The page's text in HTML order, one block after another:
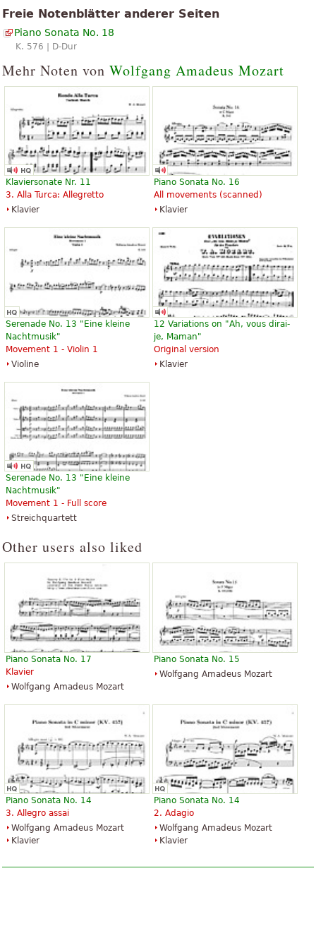
„ausgezeichnet“
„Wunder “
Freie Notenblätter anderer Seiten
Piano Sonata No. 18
K. 576 | D-Dur
Mehr Noten von Wolfgang Amadeus Mozart
Klaviersonate Nr. 11
3. Alla Turca: Allegretto
Klavier
Piano Sonata No. 16
All movements (scanned)
Klavier
Serenade No. 13 "Eine kleine
Nachtmusik"
Movement 1 - Violin 1
Violine
12 Variations on "Ah, vous dirai-
je, Maman"
Original version
Klavier
Serenade No. 13 "Eine kleine
Nachtmusik"
Movement 1 - Full score
Streichquartett
Other users also liked
Piano Sonata No. 17
Klavier
Wolfgang Amadeus Mozart
Piano Sonata No. 15
Wolfgang Amadeus Mozart
Piano Sonata No. 14
3. Allegro assai
Wolfgang Amadeus Mozart
Klavier
Piano Sonata No. 14
2. Adagio
Wolfgang Amadeus Mozart
Klavier